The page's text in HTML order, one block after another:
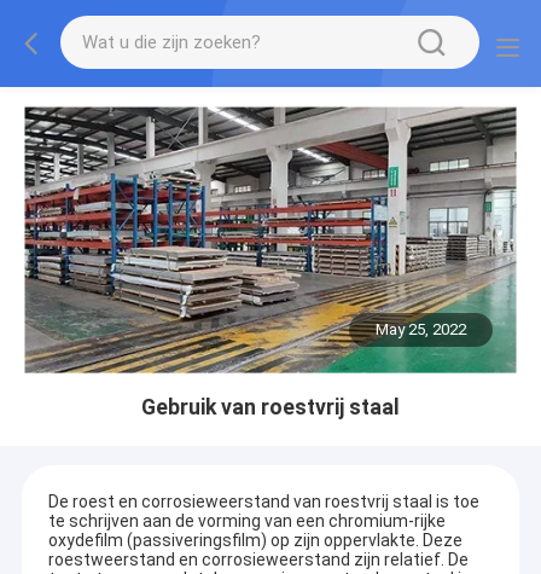
May 25, 2022
Gebruik van roestvrij staal
De roest en corrosieweerstand van roestvrij staal is toe
te schrijven aan de vorming van een chromium-rijke
oxydefilm (passiveringsfilm) op zijn oppervlakte. Deze
roestweerstand en corrosieweerstand zijn relatief. De